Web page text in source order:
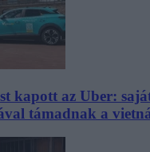
kapott az Uber:
támadnak a